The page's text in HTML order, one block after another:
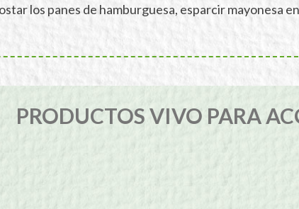
los panes de hamburguesa, esparcir mayonesa
PRODUCTOS VIVO PARA